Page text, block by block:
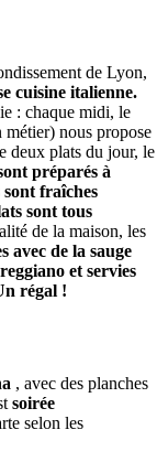
de Lyon,
cuisine italienne.
: chaque midi, le
nous propose
deux plats du jour, le
préparés à
fraîches
sont tous
de la maison, les
avec de la sauge
et servies
régal !
, avec des planches
soirée
selon les